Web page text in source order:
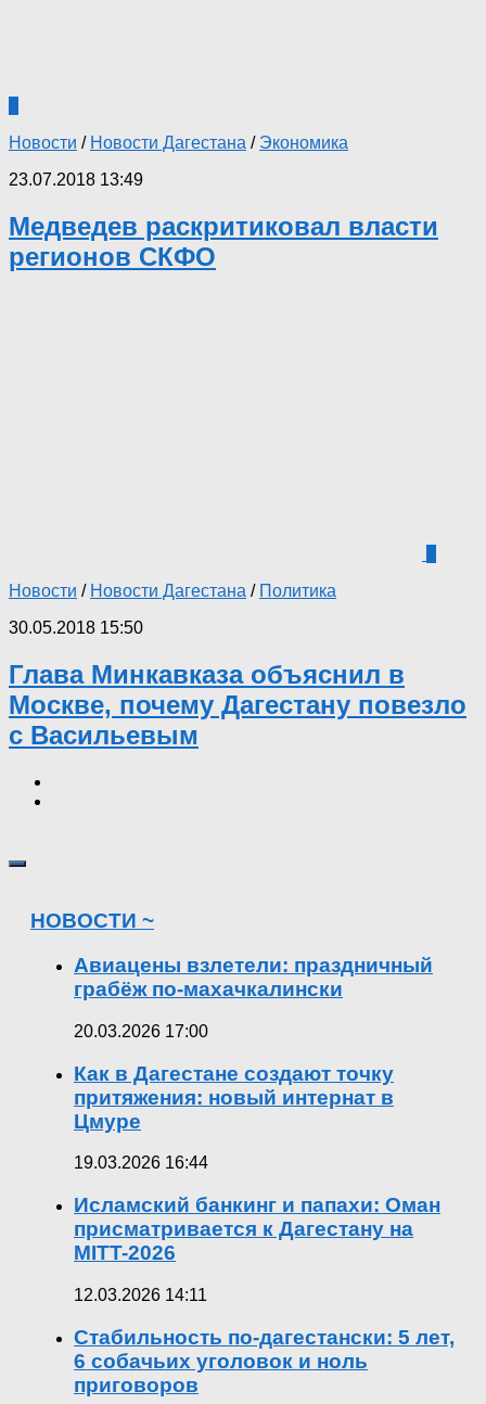
Новости / Новости Дагестана / Экономика
23.07.2018 13:49
Медведев раскритиковал власти
регионов СКФО
Новости / Новости Дагестана / Политика
30.05.2018 15:50
Глава Минкавказа объяснил в
Москве, почему Дагестану повезло
с Васильевым
НОВОСТИ ~
Авиацены взлетели: праздничный
грабёж по-махачкалински
20.03.2026 17:00
Как в Дагестане создают точку
притяжения: новый интернат в
Цмуре
19.03.2026 16:44
Исламский банкинг и папахи: Оман
присматривается к Дагестану на
MITT-2026
12.03.2026 14:11
Стабильность по-дагестански: 5 лет,
6 собачьих уголовок и ноль
приговоров